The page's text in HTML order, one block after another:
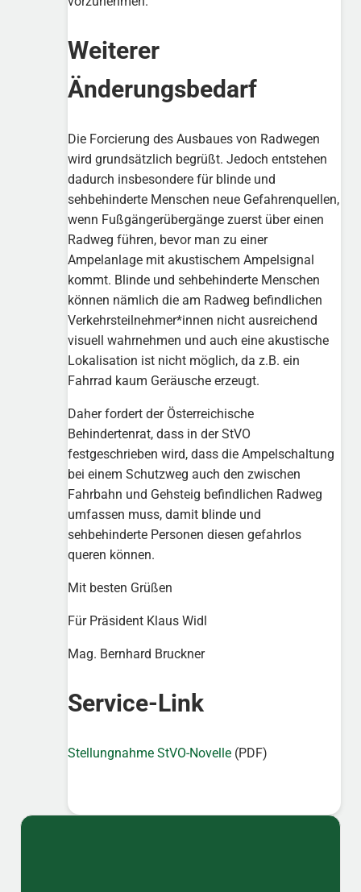
Weiterer
Änderungsbedarf
Die Forcierung des Ausbaues von Radwegen
wird grundsätzlich begrüßt. Jedoch entstehen
dadurch insbesondere für blinde und
sehbehinderte Menschen neue Gefahrenquellen,
wenn Fußgängerübergänge zuerst über einen
Radweg führen, bevor man zu einer
Ampelanlage mit akustischem Ampelsignal
kommt. Blinde und sehbehinderte Menschen
können nämlich die am Radweg befindlichen
Verkehrsteilnehmer*innen nicht ausreichend
visuell wahrnehmen und auch eine akustische
Lokalisation ist nicht möglich, da z.B. ein
Fahrrad kaum Geräusche erzeugt.
Daher fordert der Österreichische
Behindertenrat, dass in der StVO
festgeschrieben wird, dass die Ampelschaltung
bei einem Schutzweg auch den zwischen
Fahrbahn und Gehsteig befindlichen Radweg
umfassen muss, damit blinde und
sehbehinderte Personen diesen gefahrlos
queren können.
Mit besten Grüßen
Für Präsident Klaus Widl
Mag. Bernhard Bruckner
Service-Link
Stellungnahme StVO-Novelle (PDF)
Sidebar